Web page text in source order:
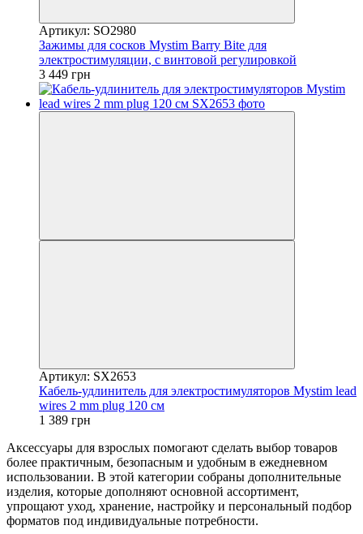
Артикул: SO2980
Зажимы для сосков Mystim Barry Bite для
электростимуляции, с винтовой регулировкой
3 449 грн
Артикул: SX2653
Кабель-удлинитель для электростимуляторов Mystim lead
wires 2 mm plug 120 см
1 389 грн
Аксессуары для взрослых помогают сделать выбор товаров
более практичным, безопасным и удобным в ежедневном
использовании. В этой категории собраны дополнительные
изделия, которые дополняют основной ассортимент,
упрощают уход, хранение, настройку и персональный подбор
форматов под индивидуальные потребности.